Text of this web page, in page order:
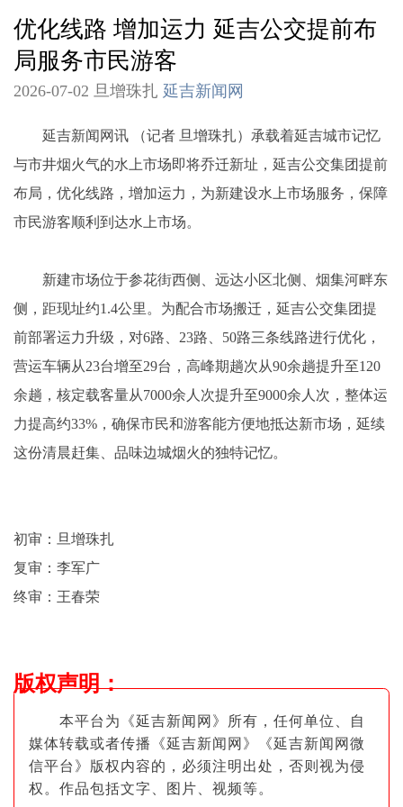
优化线路 增加运力 延吉公交提前布
局服务市民游客
2026-07-02 旦增珠扎 延吉新闻网
延吉新闻网讯 （记者 旦增珠扎）承载着延吉城市记忆
与市井烟火气的水上市场即将乔迁新址，延吉公交集团提前
布局，优化线路，增加运力，为新建设水上市场服务，保障
市民游客顺利到达水上市场。
新建市场位于参花街西侧、远达小区北侧、烟集河畔东
侧，距现址约1.4公里。为配合市场搬迁，延吉公交集团提
前部署运力升级，对6路、23路、50路三条线路进行优化，
营运车辆从23台增至29台，高峰期趟次从90余趟提升至120
余趟，核定载客量从7000余人次提升至9000余人次，整体运
力提高约33%，确保市民和游客能方便地抵达新市场，延续
这份清晨赶集、品味边城烟火的独特记忆。
初审：旦增珠扎
复审：李军广
终审：王春荣
版权声明：
本平台为《延吉新闻网》所有，任何单位、自
媒体转载或者传播《延吉新闻网》《延吉新闻网微
信平台》版权内容的，必须注明出处，否则视为侵
权。作品包括文字、图片 、视频等。